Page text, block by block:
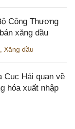
Công Thương
xăng dầu
Xăng dầu
Cục Hải quan về
hóa xuất nhập